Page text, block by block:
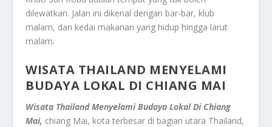
dilewatkan. Jalan ini dikenal dengan bar-bar, klub
malam, dan kedai makanan yang hidup hingga larut
malam.
WISATA THAILAND MENYELAMI
BUDAYA LOKAL DI CHIANG MAI
Wisata Thailand Menyelami Budaya Lokal Di Chiang
Mai, chiang Mai, kota terbesar di bagian utara Thailand,